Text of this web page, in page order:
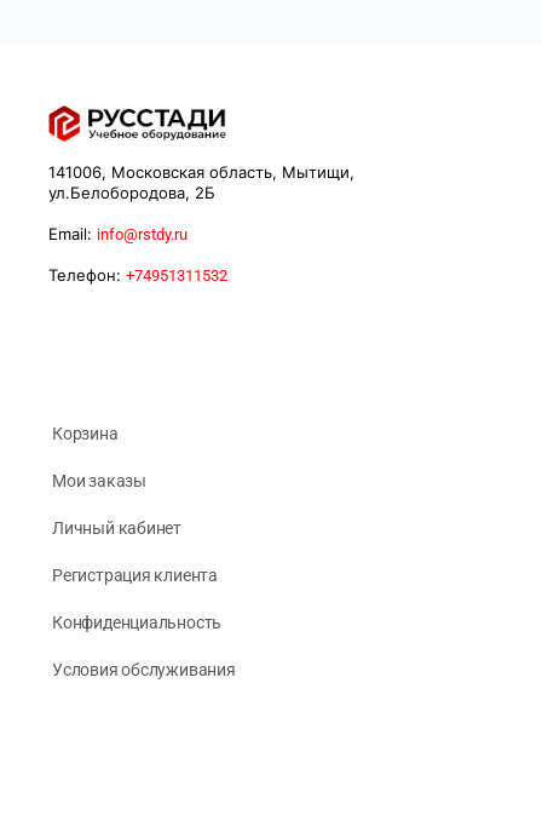
141006, Московская область, Мытищи,
ул.Белобородова, 2Б
Email: info@rstdy.ru
Телефон: +74951311532
Корзина
Мои заказы
Личный кабинет
Регистрация клиента
Конфиденциальность
Условия обслуживания